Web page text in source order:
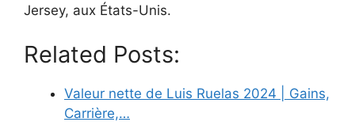
Jersey, aux États-Unis.
Related Posts:
Valeur nette de Luis Ruelas 2024 | Gains,
Carrière,…